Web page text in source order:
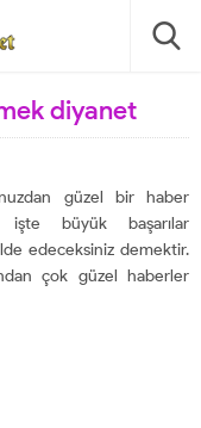
diyanet
güzel bir haber
işte büyük başarılar
edeceksiniz demektir.
çok güzel haberler